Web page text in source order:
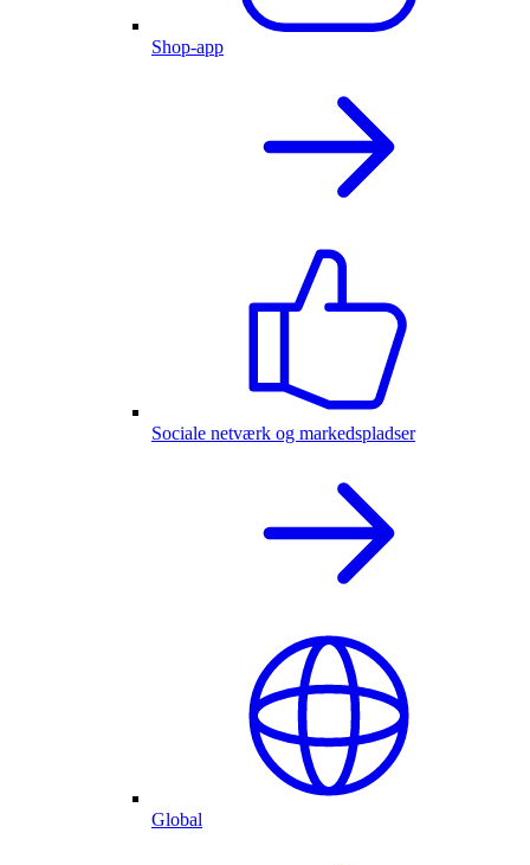
Shop-app
Sociale netværk og markedspladser
Global